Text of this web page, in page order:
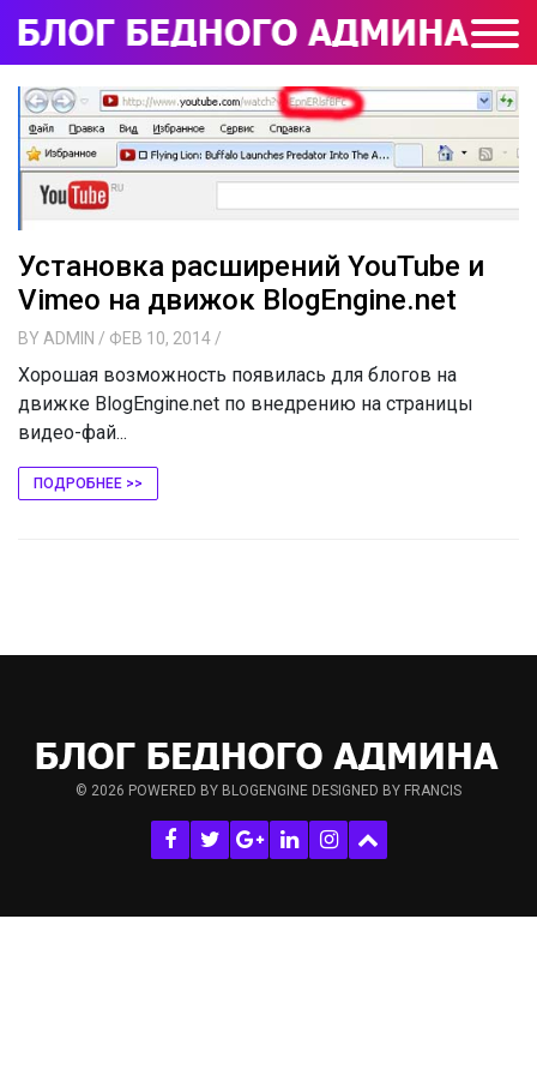
Установка расширений YouTube и
Vimeo на движок BlogEngine.net
BY ADMIN / ФЕВ 10, 2014/
Хорошая возможность появилась для блогов на
движке BlogEngine.net по внедрению на страницы
видео-фай...
ПОДРОБНЕЕ >>
© 2026 POWERED BY BLOGENGINE DESIGNED BY FRANCIS